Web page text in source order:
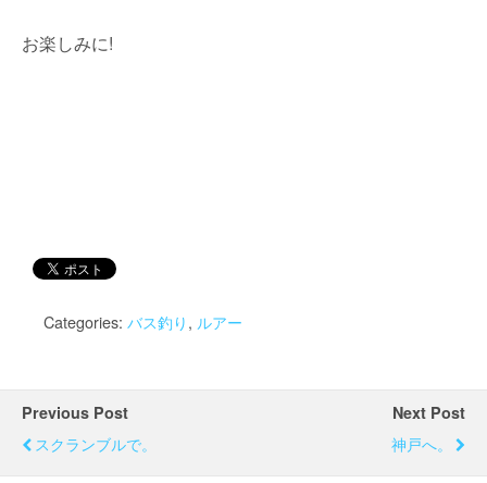
お楽しみに!
Categories: バス釣り, ルアー
Previous Post
スクランブルで。
Next Post
神戸へ。